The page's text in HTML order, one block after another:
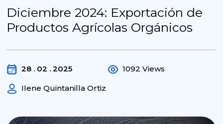
Diciembre 2024: Exportación de
Productos Agrícolas Orgánicos
28 . 02 . 2025
Ilene Quintanilla Ortiz
1092 Views